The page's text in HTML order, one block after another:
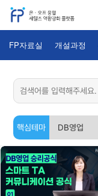
FP자료실 개설과정
핵심테마